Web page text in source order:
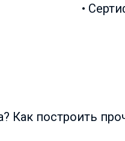
•
Как построить